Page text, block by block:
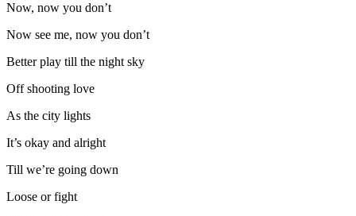
Now, now you don’t
Now see me, now you don’t
Better play till the night sky
Off shooting love
As the city lights
It’s okay and alright
Till we’re going down
Loose or fight